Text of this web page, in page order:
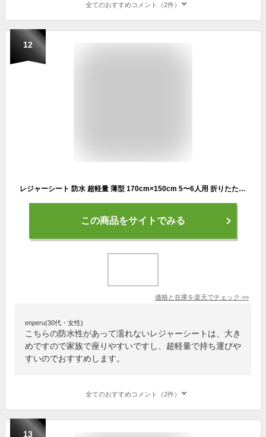
全てのおすすめコメント（2件）
12
レジャーシート 防水 超軽量 薄型 170cm×150cm 5〜6人用 折りたたみ アルミ シート コンパクト お花見 運動会 防災 レジャー キャンプ 遠足 y5
この商品をサイトでみる
価格と在庫を楽天でチェック >>
enperu(30代・女性)
こちらの防水性があって濡れないレジャーシートは、大き
めですので家族で座りやすいですし、超軽量で持ち運びや
すいのでおすすめします。
全てのおすすめコメント（2件）
13